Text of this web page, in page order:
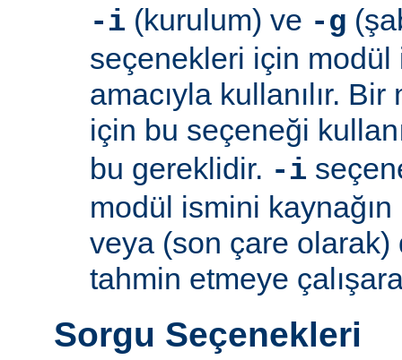
-i (kurulum) ve -g
seçenekleri için modül
amacıyla kullanılır.
için bu seçeneği
bu gereklidir. -i
modül ismini
veya (son çare
tahmin etmeye
Sorgu Seçenekleri